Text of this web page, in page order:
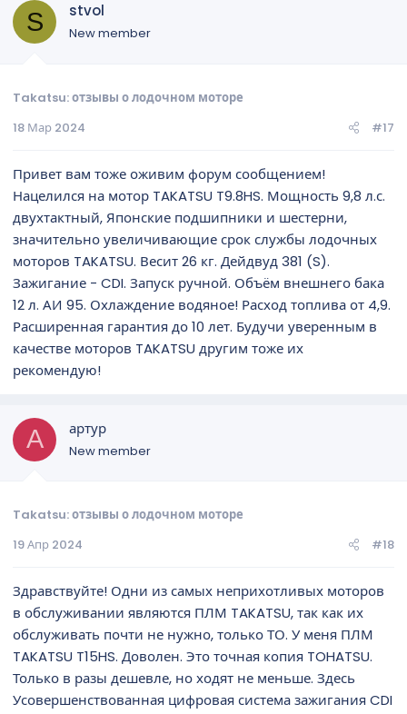
S stvol
New member
Takatsu: отзывы о лодочном моторе
18 Мар 2024
#17
Привет вам тоже оживим форум сообщением!
Нацелился на мотор TAKATSU T9.8HS. Мощность 9,8 л.с.
двухтактный, Японские подшипники и шестерни,
значительно увеличивающие срок службы лодочных
моторов TAKATSU. Весит 26 кг. Дейдвуд 381 (S).
Зажигание - CDI. Запуск ручной. Объём внешнего бака
12 л. АИ 95. Охлаждение водяное! Расход топлива от 4,9.
Расширенная гарантия до 10 лет. Будучи уверенным в
качестве моторов TAKATSU другим тоже их
рекомендую!
А артур
New member
Takatsu: отзывы о лодочном моторе
19 Апр 2024
#18
Здравствуйте! Одни из самых неприхотливых моторов
в обслуживании являются ПЛМ TAKATSU, так как их
обслуживать почти не нужно, только ТО. У меня ПЛМ
TAKATSU T15HS. Доволен. Это точная копия TOHATSU.
Только в разы дешевле, но ходят не меньше. Здесь
Усовершенствованная цифровая система зажигания CDI